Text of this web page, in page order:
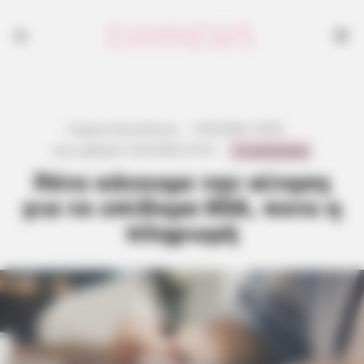
Πότε κάνουμε την αίτηση
για το επίδομα ΚΕΑ, ποτε η
πληρωμή